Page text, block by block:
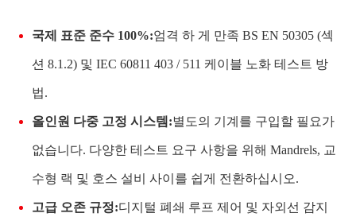
국제 표준 준수 100%:엄격 하 게 만족 BS EN 50305 (섹
션 8.1.2) 및 IEC 60811 403 / 511 케이블 노화 테스트 방
법.
올인원 다중 고정 시스템:별도의 기계를 구입할 필요가
없습니다. 다양한 테스트 요구 사항을 위해 Mandrels, 교
수형 랙 및 호스 설비 사이를 쉽게 전환하십시오.
고급 오존 규정:디지털 폐쇄 루프 제어 및 자외선 감지